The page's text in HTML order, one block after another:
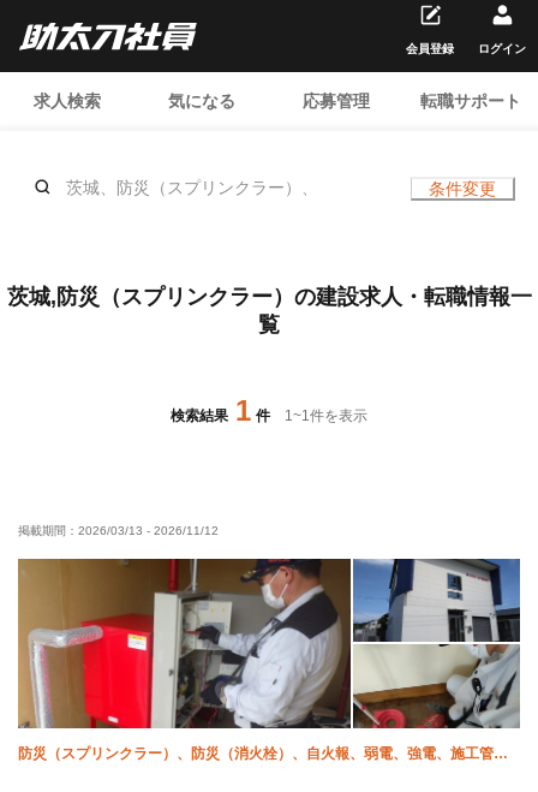
求人検索 気になる 応募管理 転職サポート
会員登録 ログイン
茨城、防災（スプリンクラー）、 条件変更
茨城,防災（スプリンクラー）の建設求人・転職情報一
覧
検索結果 1 件 1~1件を表示
掲載期間： 2026/03/13 - 2026/11/12
防災（スプリンクラー）、防災（消火栓）、自火報、弱電、強電、施工管理